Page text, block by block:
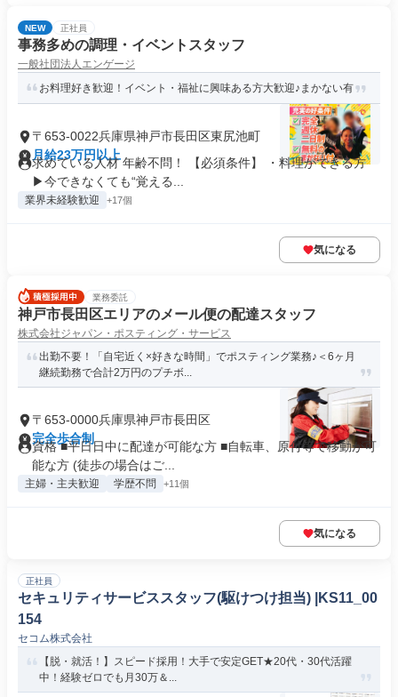
NEW 正社員
事務多めの調理・イベントスタッフ
一般社団法人エンゲージ
お料理好き歓迎！イベント・福祉に興味ある方大歓迎♪まかない有
〒653-0022兵庫県神戸市長田区東尻池町
月給23万円以上
求めている人材 年齢不問！ 【必須条件】 ・料理ができる方
▶今できなくても“覚える...
業界未経験歓迎 +17個
気になる
業務委託
神戸市長田区エリアのメール便の配達スタッフ
株式会社ジャパン・ポスティング・サービス
出勤不要！「自宅近く×好きな時間」でポスティング業務♪＜6ヶ月
継続勤務で合計2万円のプチボ...
〒653-0000兵庫県神戸市長田区
完全歩合制
資格 ■平日日中に配達が可能な方 ■自転車、原付等で移動が可
能な方 (徒歩の場合はご...
主婦・主夫歓迎 学歴不問 +11個
気になる
正社員
セキュリティサービススタッフ(駆けつけ担当) |KS11_00
154
セコム株式会社
【脱・就活！】スピード採用！大手で安定GET★20代・30代活躍
中！経験ゼロでも月30万＆...